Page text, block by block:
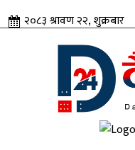
२०८३ श्रावण २२, शुक्रबार